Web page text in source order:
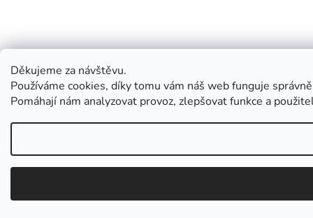
Děkujeme za návštěvu.
Používáme cookies, díky tomu vám náš web funguje
Pomáhají nám analyzovat provoz, zlepšovat funkce a